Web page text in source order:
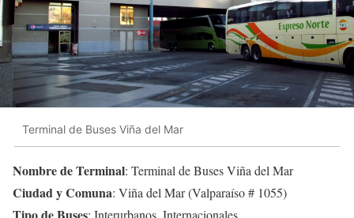
Terminal de Buses Viña del Mar
Nombre de Terminal: Terminal de Buses Viña del Mar
Ciudad y Comuna: Viña del Mar (Valparaíso # 1055)
Tipo de Buses: Interurbanos, Internacionales.